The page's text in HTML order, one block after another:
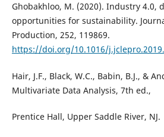
Ghobakhloo, M. (2020). Industry 4.0,
opportunities for sustainability.
Production, 252, 119869.
https://doi.org/10.1016/
Hair, J.F., Black, W.C., Babin, B.J., &
Multivariate Data Analysis, 7th ed.,
Prentice Hall, Upper Saddle River, NJ.